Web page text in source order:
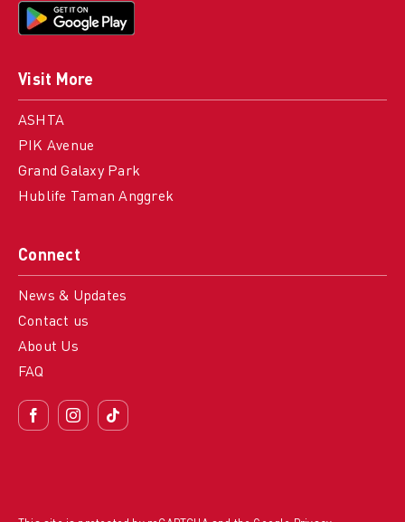
Connect
News & Updates
Contact us
About Us
FAQ
Visit More
ASHTA
PIK Avenue
Grand Galaxy Park
Hublife Taman Anggrek